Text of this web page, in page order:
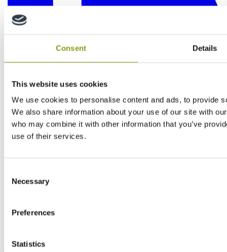
Consent Details
This website uses cookies
We use cookies to personalise content and ads, to provide
We also share information about your use of our site with
who may combine it with other information that you’ve
use of their services.
Selection
Necessary
Preferences
Statistics